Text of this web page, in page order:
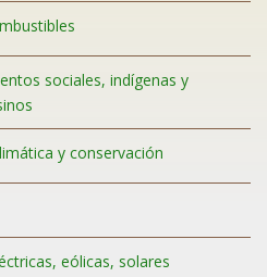
sociales, indígenas y
y conservación
eólicas, solares